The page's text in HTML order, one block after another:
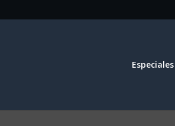
Especiales